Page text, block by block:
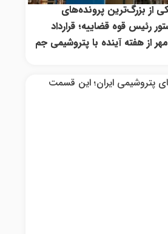
از بزرگ‌ترین پرونده‌های
رئیس قوه قضاییه؛ قرارداد
از هفته آینده با پتروشیمی جم